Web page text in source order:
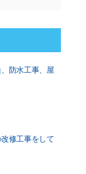
防水工事、屋
修工事をして